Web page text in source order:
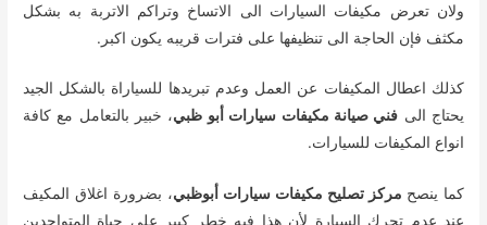
ولان تعرض مكيفات السيارات الى الاتساخ وتراكم الاتربة به بشكل
مكثف فإن الحاجة الى تنظيفها على فترات قريبه يكون اكبر.
كذلك اعطال المكيفات عن العمل وعدم تبريدها للسياراة بالشكل الجيد
يحتاج الى فني صيانة مكيفات سيارات أبو ظبي، خبير بالتعامل مع كافة
انواع المكيفات للسيارات.
كما ينصح مركز تصليح مكيفات سيارات أبوظبي، بضرورة اغلاق المكيف
عند عدم تحرك السيارة لأن هذا فيه خطر كبير على حياة المتواجدين